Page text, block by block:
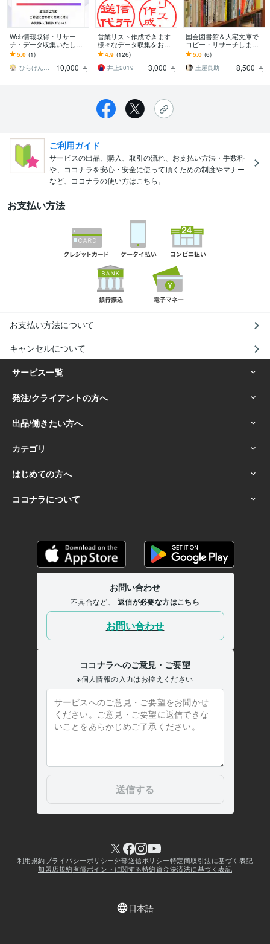
Web情報取得・リサー
チ・データ収集いたしま
す あなたに変わってWeb
情報取得を代行いたしま
す！
5.0 (1)
ひらけん｜ITエンジニア 業務効率化支援
10,000 円
営業リスト作成できます
様々なデータ収集をお受
けできます！
4.9 (126)
井上2019
3,000 円
国会図書館＆大宅文庫で
コピー・リサーチします
【遠方の方、多忙の方】
国会図書館・大宅文庫で
リサーチ代行
5.0 (6)
土屋良助
8,500 円
ご利用ガイド
サービスの出品、購入、取引の流れ、お支払い方法・手数料
や、ココナラを安心・安全に使って頂くための制度やマナー
など、ココナラの使い方はこちら。
お支払い方法
お支払い方法について
キャンセルについて